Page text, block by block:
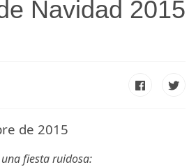
Navidad 2015
de 2015
fiesta ruidosa: